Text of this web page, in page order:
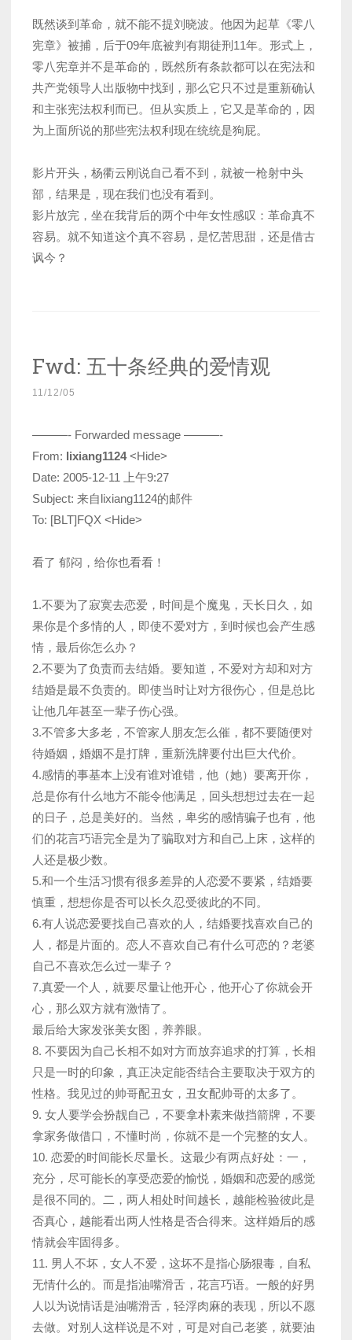
既然谈到革命，就不能不提刘晓波。他因为起草《零八
宪章》被捕，后于09年底被判有期徒刑11年。形式上，
零八宪章并不是革命的，既然所有条款都可以在宪法和
共产党领导人出版物中找到，那么它只不过是重新确认
和主张宪法权利而已。但从实质上，它又是革命的，因
为上面所说的那些宪法权利现在统统是狗屁。
影片开头，杨衢云刚说自己看不到，就被一枪射中头
部，结果是，现在我们也没有看到。
影片放完，坐在我背后的两个中年女性感叹：革命真不
容易。就不知道这个真不容易，是忆苦思甜，还是借古
讽今？
Fwd: 五十条经典的爱情观
11/12/05
———- Forwarded message ———-
From: lixiang1124<Hide>
Date: 2005-12-11 上午9:27
Subject: 来自lixiang1124的邮件
To: [BLT]FQX <Hide>
看了 郁闷，给你也看看！
1.不要为了寂寞去恋爱，时间是个魔鬼，天长日久，如
果你是个多情的人，即使不爱对方，到时候也会产生感
情，最后你怎么办？
2.不要为了负责而去结婚。要知道，不爱对方却和对方
结婚是最不负责的。即使当时让对方很伤心，但是总比
让他几年甚至一辈子伤心强。
3.不管多大多老，不管家人朋友怎么催，都不要随便对
待婚姻，婚姻不是打牌，重新洗牌要付出巨大代价。
4.感情的事基本上没有谁对谁错，他（她）要离开你，
总是你有什么地方不能令他满足，回头想想过去在一起
的日子，总是美好的。当然，卑劣的感情骗子也有，他
们的花言巧语完全是为了骗取对方和自己上床，这样的
人还是极少数。
5.和一个生活习惯有很多差异的人恋爱不要紧，结婚要
慎重，想想你是否可以长久忍受彼此的不同。
6.有人说恋爱要找自己喜欢的人，结婚要找喜欢自己的
人，都是片面的。恋人不喜欢自己有什么可恋的？老婆
自己不喜欢怎么过一辈子？
7.真爱一个人，就要尽量让他开心，他开心了你就会开
心，那么双方就有激情了。
最后给大家发张美女图，养养眼。
8. 不要因为自己长相不如对方而放弃追求的打算，长相
只是一时的印象，真正决定能否结合主要取决于双方的
性格。我见过的帅哥配丑女，丑女配帅哥的太多了。
9. 女人要学会扮靓自己，不要拿朴素来做挡箭牌，不要
拿家务做借口，不懂时尚，你就不是一个完整的女人。
10. 恋爱的时间能长尽量长。这最少有两点好处：一，
充分，尽可能长的享受恋爱的愉悦，婚姻和恋爱的感觉
是很不同的。二，两人相处时间越长，越能检验彼此是
否真心，越能看出两人性格是否合得来。这样婚后的感
情就会牢固得多。
11. 男人不坏，女人不爱，这坏不是指心肠狠毒，自私
无情什么的。而是指油嘴滑舌，花言巧语。一般的好男
人以为说情话是油嘴滑舌，轻浮肉麻的表现，所以不愿
去做。对别人这样说是不对，可是对自己老婆，就要油